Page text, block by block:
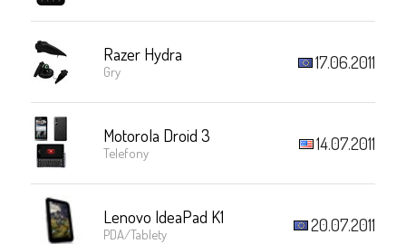
Razer Hydra
Gry 17.06.2011
Motorola Droid 3
Telefony 14.07.2011
Lenovo IdeaPad K1
PDA/Tablety 20.07.2011